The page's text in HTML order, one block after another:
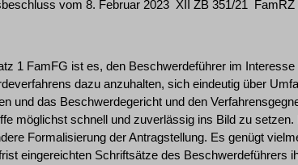
vom 8. Februar 2023 ­ XII ZB 351/21 ­ FamRZ
1 FamFG ist es, den Beschwerdeführer im Interesse
dazu anzuhalten, sich eindeutig über
und das Beschwerdegericht und den
möglichst schnell und zuverlässig ins Bild zu setzen.
Formalisierung der Antragstellung. Es genügt
eingereichten Schriftsätze des Beschwerdeführers